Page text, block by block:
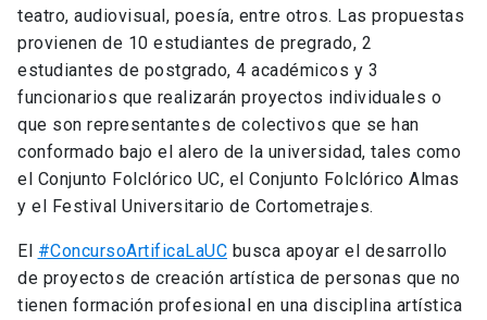
teatro, audiovisual, poesía, entre otros. Las propuestas
provienen de 10 estudiantes de pregrado, 2
estudiantes de postgrado, 4 académicos y 3
funcionarios que realizarán proyectos individuales o
que son representantes de colectivos que se han
conformado bajo el alero de la universidad, tales como
el Conjunto Folclórico UC, el Conjunto Folclórico Almas
y el Festival Universitario de Cortometrajes.
El #ConcursoArtificaLaUC busca apoyar el desarrollo
de proyectos de creación artística de personas que no
tienen formación profesional en una disciplina artística